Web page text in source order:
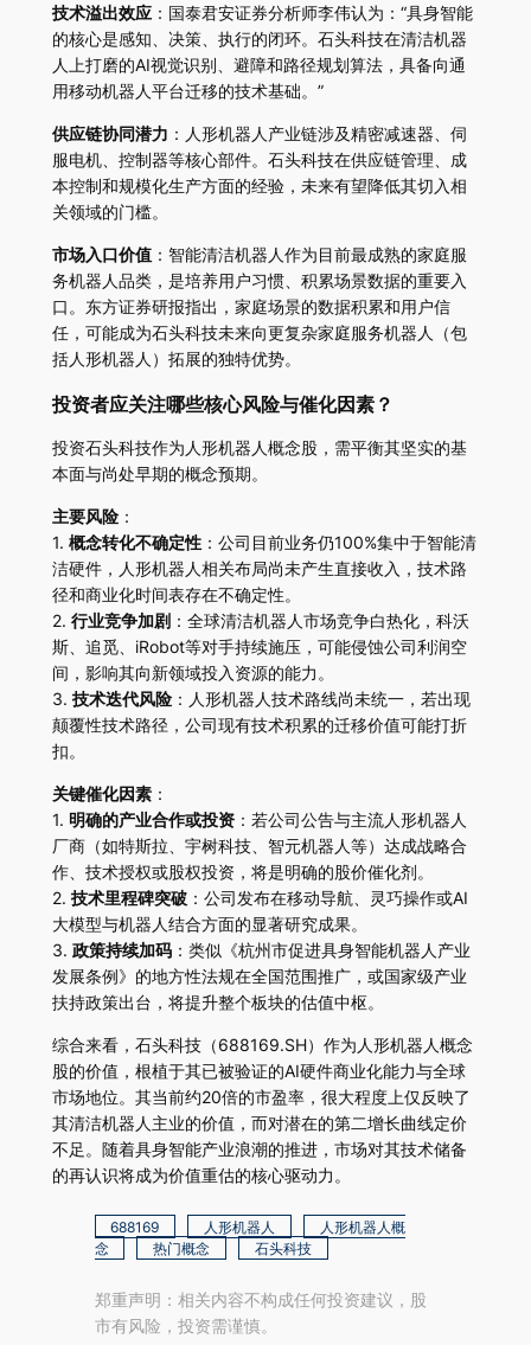
技术溢出效应：国泰君安证券分析师李伟认为：“具身智能
的核心是感知、决策、执行的闭环。石头科技在清洁机器
人上打磨的AI视觉识别、避障和路径规划算法，具备向通
用移动机器人平台迁移的技术基础。”
供应链协同潜力 ：人形机器人产业链涉及精密减速器、伺
服电机、控制器等核心部件。石头科技在供应链管理、成
本控制和规模化生产方面的经验，未来有望降低其切入相
关领域的门槛。
市场入口价值：智能清洁机器人作为目前最成熟的家庭服
务机器人品类，是培养用户习惯、积累场景数据的重要入
口。东方证券研报指出，家庭场景的数据积累和用户信
任，可能成为石头科技未来向更复杂家庭服务机器人（包
括人形机器人）拓展的独特优势。
投资者应关注哪些核心风险与催化因素？
投资石头科技作为人形机器人概念股，需平衡其坚实的基
本面与尚处早期的概念预期。
主要风险：
1. 概念转化不确定性：公司目前业务仍100%集中于智能清
洁硬件，人形机器人相关布局尚未产生直接收入，技术路
径和商业化时间表存在不确定性。
2. 行业竞争加剧：全球清洁机器人市场竞争白热化，科沃
斯、追觅、iRobot等对手持续施压，可能侵蚀公司利润空
间，影响其向新领域投入资源的能力。
3. 技术迭代风险：人形机器人技术路线尚未统一，若出现
颠覆性技术路径，公司现有技术积累的迁移价值可能打折
扣。
关键催化因素：
1. 明确的产业合作或投资：若公司公告与主流人形机器人
厂商（如特斯拉、宇树科技、智元机器人等）达成战略合
作、技术授权或股权投资，将是明确的股价催化剂。
2. 技术里程碑突破：公司发布在移动导航、灵巧操作或AI
大模型与机器人结合方面的显著研究成果。
3. 政策持续加码：类似《杭州市促进具身智能机器人产业
发展条例》的地方性法规在全国范围推广，或国家级产业
扶持政策出台，将提升整个板块的估值中枢。
综合来看，石头科技（688169.SH）作为人形机器人概念
股的价值，根植于其已被验证的AI硬件商业化能力与全球
市场地位。其当前约20倍的市盈率，很大程度上仅反映了
其清洁机器人主业的价值，而对潜在的第二增长曲线定价
不足。随着具身智能产业浪潮的推进，市场对其技术储备
的再认识将成为价值重估的核心驱动力。
688169 人形机器人
人形机器人概
念
热门概念 石头科技
郑重声明：相关内容不构成任何投资建议，股
市有风险，投资需谨慎。